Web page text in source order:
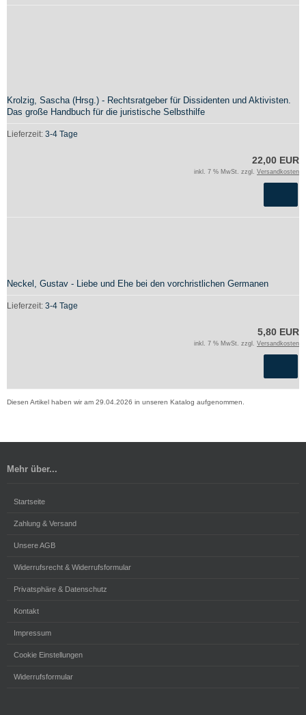
Krolzig, Sascha (Hrsg.) - Rechtsratgeber für Dissidenten und Aktivisten.
Das große Handbuch für die juristische Selbsthilfe
Lieferzeit: 3-4 Tage
22,00 EUR
inkl. 7 % MwSt. zzgl. Versandkosten
Neckel, Gustav - Liebe und Ehe bei den vorchristlichen Germanen
Lieferzeit: 3-4 Tage
5,80 EUR
inkl. 7 % MwSt. zzgl. Versandkosten
Diesen Artikel haben wir am 29.04.2026 in unseren Katalog aufgenommen.
Mehr über...
Startseite
Zahlung & Versand
Unsere AGB
Widerrufsrecht & Widerrufsformular
Privatsphäre & Datenschutz
Kontakt
Impressum
Cookie Einstellungen
Widerrufsformular